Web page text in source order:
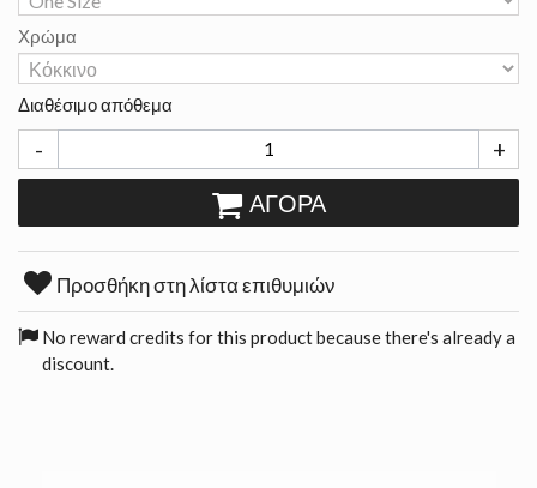
Χρώμα
Διαθέσιμο απόθεμα
- +
ΑΓΟΡΆ
Προσθήκη στη λίστα επιθυμιών
No reward credits for this product because there's already a
discount.